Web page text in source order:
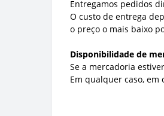
Entregamos pedidos
O custo de entrega
o preço o mais baixo
Disponibilidade de
Se a mercadoria
Em qualquer caso,